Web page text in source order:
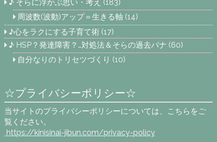
♪ そらに浮かぶ思い・考え (183)
周波数(波動)アップ＝生きる軸 (14)
♪心をラクにする子育て術 (17)
♪ HSP？発達障害？…対処法＆そらの過去バナ (60)
自分なりのトリセツづくり (10)
☆プライバシーポリシー☆
当サイトのプライバシーポリシーについては、こちらをご
覧ください。
https://kinisinai-jibun.com/privacy-policy